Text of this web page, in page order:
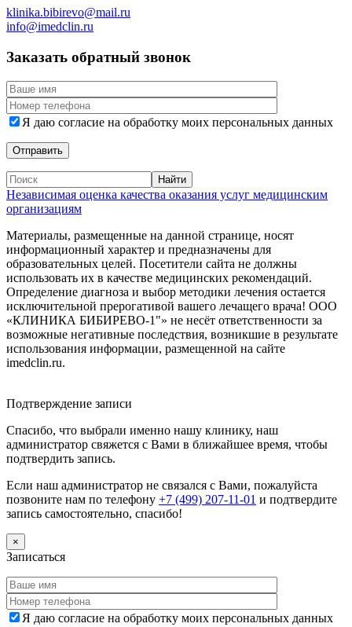
klinika.bibirevo@mail.ru
info@imedclin.ru
Заказать обратный звонок
Я даю согласие на обработку моих персональных данных
Независимая оценка качества оказания услуг медицинским
организациям
Материалы, размещенные на данной странице, носят
информационный характер и предназначены для
образовательных целей. Посетители сайта не должны
использовать их в качестве медицинских рекомендаций.
Определение диагноза и выбор методики лечения остается
исключительной прерогативой вашего лечащего врача! ООО
«КЛИНИКА БИБИРЕВО-1"» не несёт ответственности за
возможные негативные последствия, возникшие в результате
использования информации, размещенной на сайте
imedclin.ru.
Подтверждение записи
Спасибо, что выбрали именно нашу клинику, наш
администратор свяжется с Вами в ближайшее время, чтобы
подтвердить запись.
Если наш администратор не связался с Вами, пожалуйста
позвоните нам по телефону +7 (499) 207-11-01 и подтвердите
запись самостоятельно, спасибо!
×
Записаться
Я даю согласие на обработку моих персональных данных